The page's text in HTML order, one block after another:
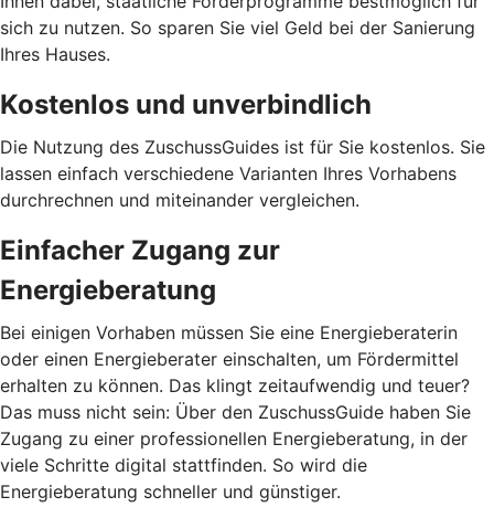
sich zu nutzen. So sparen Sie viel Geld bei der Sanierung
Ihres Hauses.
Kostenlos und unverbindlich
Die Nutzung des ZuschussGuides ist für Sie kostenlos. Sie
lassen einfach verschiedene Varianten Ihres Vorhabens
durchrechnen und miteinander vergleichen.
Einfacher Zugang zur
Energieberatung
Bei einigen Vorhaben müssen Sie eine Energieberaterin
oder einen Energieberater einschalten, um Fördermittel
erhalten zu können. Das klingt zeitaufwendig und teuer?
Das muss nicht sein: Über den ZuschussGuide haben Sie
Zugang zu einer professionellen Energieberatung, in der
viele Schritte digital stattfinden. So wird die
Energieberatung schneller und günstiger.